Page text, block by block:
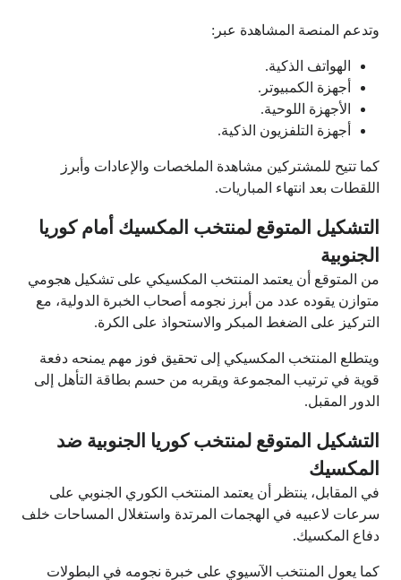
وتدعم المنصة المشاهدة عبر:
الهواتف الذكية.
أجهزة الكمبيوتر.
الأجهزة اللوحية.
أجهزة التلفزيون الذكية.
كما تتيح للمشتركين مشاهدة الملخصات والإعادات وأبرز
اللقطات بعد انتهاء المباريات.
التشكيل المتوقع لمنتخب المكسيك أمام كوريا
الجنوبية
من المتوقع أن يعتمد المنتخب المكسيكي على تشكيل هجومي
متوازن يقوده عدد من أبرز نجومه أصحاب الخبرة الدولية، مع
التركيز على الضغط المبكر والاستحواذ على الكرة.
ويتطلع المنتخب المكسيكي إلى تحقيق فوز مهم يمنحه دفعة
قوية في ترتيب المجموعة ويقربه من حسم بطاقة التأهل إلى
الدور المقبل.
التشكيل المتوقع لمنتخب كوريا الجنوبية ضد
المكسيك
في المقابل، ينتظر أن يعتمد المنتخب الكوري الجنوبي على
سرعات لاعبيه في الهجمات المرتدة واستغلال المساحات خلف
دفاع المكسيك.
كما يعول المنتخب الآسيوي على خبرة نجومه في البطولات